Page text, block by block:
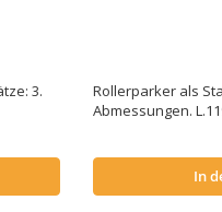
3.
Rollerparker als
Abmessungen.
In